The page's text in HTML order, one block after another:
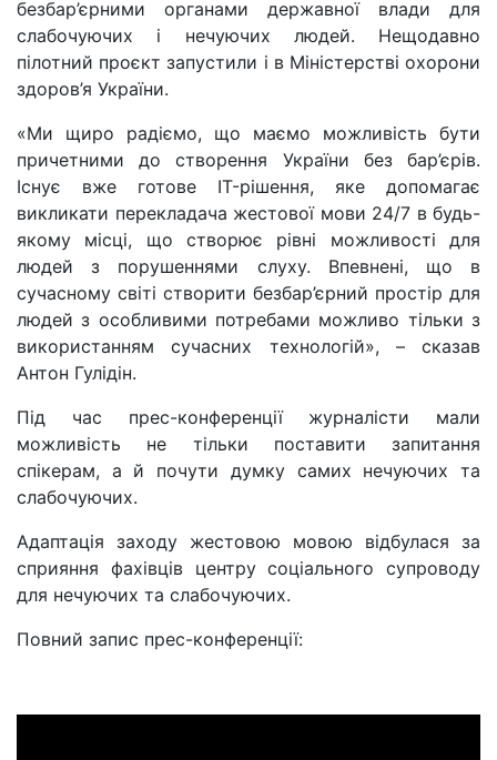
безбар’єрними органами державної влади для
слабочуючих і нечуючих людей. Нещодавно
пілотний проєкт запустили і в Міністерстві охорони
здоров’я України.
«Ми щиро радіємо, що маємо можливість бути
причетними до створення України без бар’єрів.
Існує вже готове IT-рішення, яке допомагає
викликати перекладача жестової мови 24/7 в будь-
якому місці, що створює рівні можливості для
людей з порушеннями слуху. Впевнені, що в
сучасному світі створити безбар’єрний простір для
людей з особливими потребами можливо тільки з
використанням сучасних технологій», – сказав
Антон Гулідін.
Під час прес-конференції журналісти мали
можливість не тільки поставити запитання
спікерам, а й почути думку самих нечуючих та
слабочуючих.
Адаптація заходу жестовою мовою відбулася за
сприяння фахівців центру соціального супроводу
для нечуючих та слабочуючих.
Повний запис прес-конференції: